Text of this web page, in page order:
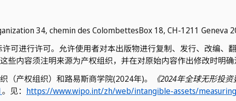
34, chemin des ColombettesBox 18, CH-1211 Geneva
可进行许可。允许使用者对本出版物进行复制、发行、改编、
些内容须注明来源为产权组织，并在对原始内容作出修改时明
（产权组织）和路易斯商学院(2024年)。
《2024年全球无形投
。见： https://www.wipo.int/zh/web/intangible-assets/